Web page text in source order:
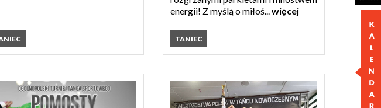
energii! Z myślą o miłoś...więcej
TANIEC